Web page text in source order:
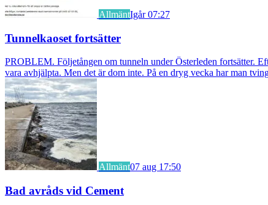
AllmäntIgår 07:27
Tunnelkaoset fortsätter
PROBLEM. Följetången om tunneln under Österleden fortsätter.
vara avhjälpta. Men det är dom inte. På en dryg vecka har man
Allmänt07 aug 17:50
Bad avråds vid Cement